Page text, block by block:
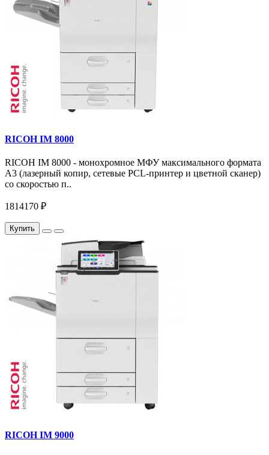
RICOH IM 8000
RICOH IM 8000 - монохромное МФУ максимального формата
А3 (лазерный копир, сетевые PCL-принтер и цветной сканер)
со скоростью п..
1814170 ₽
Купить
RICOH IM 9000